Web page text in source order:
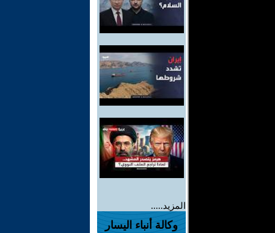
المزيد.....
وكالة أنباء اليسار